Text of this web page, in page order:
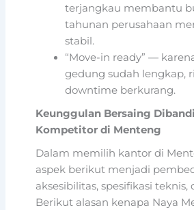
terjangkau membantu
tahunan perusahaan
stabil.
“Move-in ready” —
gedung sudah lengkap,
downtime berkurang.
Keunggulan Bersaing
Kompetitor di Menteng
Dalam memilih kantor di
aspek berikut menjadi
aksesibilitas, spesifikasi teknis,
Berikut alasan kenapa Naya